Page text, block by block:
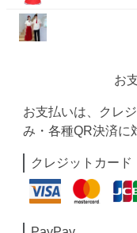
お
お支払いは、クレ
み・各種QR決済に
クレジットカード